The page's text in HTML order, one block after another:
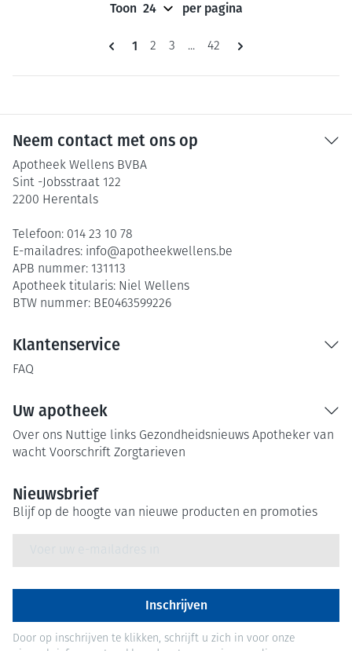
Pagina's
U lees momenteel pagina
1 Pagina
2 Pagina
3 ... Pagina
42
Toon per pagina
Neem contact met ons op
Apotheek Wellens BVBA
Sint -Jobsstraat 122
2200 Herentals
Telefoon: 014 23 10 78
E-mailadres: info@apotheekwellens.be
APB nummer: 131113
Apotheek titularis: Niel Wellens
BTW nummer: BE0463599226
Klantenservice
FAQ
Uw apotheek
Over ons Nuttige links Gezondheidsnieuws Apotheker van
wacht Voorschrift Zorgtarieven
Nieuwsbrief
Blijf op de hoogte van nieuwe producten en promoties
Inschrijven
Door op inschrijven te klikken, schrijft u zich in voor onze